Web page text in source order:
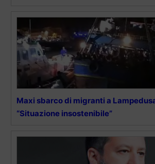
Maxi sbarco di migranti a
“Situazione insostenibile”